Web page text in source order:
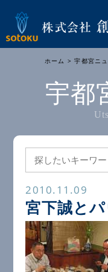
ホーム >宇都宮ニ
宇都
2010.11.09
宮下誠と